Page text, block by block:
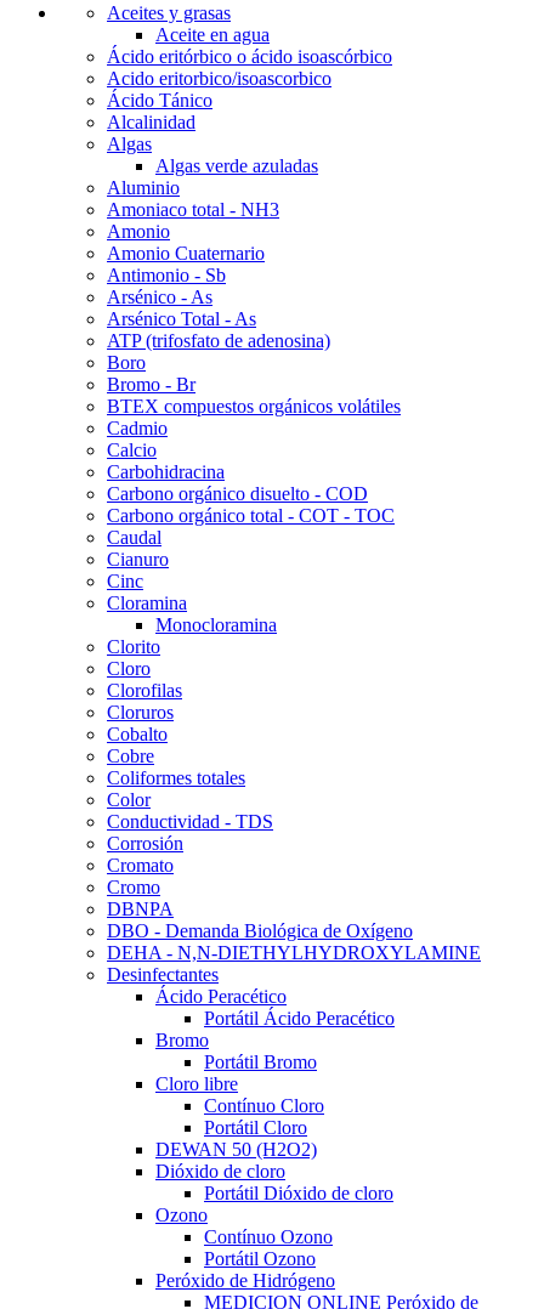
Aceites y grasas
Aceite en agua
Ácido eritórbico o ácido isoascórbico
Acido eritorbico/isoascorbico
Ácido Tánico
Alcalinidad
Algas
Algas verde azuladas
Aluminio
Amoniaco total - NH3
Amonio
Amonio Cuaternario
Antimonio - Sb
Arsénico - As
Arsénico Total - As
ATP (trifosfato de adenosina)
Boro
Bromo - Br
BTEX compuestos orgánicos volátiles
Cadmio
Calcio
Carbohidracina
Carbono orgánico disuelto - COD
Carbono orgánico total - COT - TOC
Caudal
Cianuro
Cinc
Cloramina
Monocloramina
Clorito
Cloro
Clorofilas
Cloruros
Cobalto
Cobre
Coliformes totales
Color
Conductividad - TDS
Corrosión
Cromato
Cromo
DBNPA
DBO - Demanda Biológica de Oxígeno
DEHA - N,N-DIETHYLHYDROXYLAMINE
Desinfectantes
Ácido Peracético
Portátil Ácido Peracético
Bromo
Portátil Bromo
Cloro libre
Contínuo Cloro
Portátil Cloro
DEWAN 50 (H2O2)
Dióxido de cloro
Portátil Dióxido de cloro
Ozono
Contínuo Ozono
Portátil Ozono
Peróxido de Hidrógeno
MEDICION ONLINE Peróxido de